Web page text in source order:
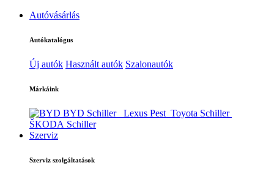
Autóvásárlás
Autókatalógus
Új autók Használt autók Szalonautók
Márkáink
BYD Schiller Lexus Pest Toyota Schiller
ŠKODA Schiller
Szerviz
Szerviz szolgáltatások